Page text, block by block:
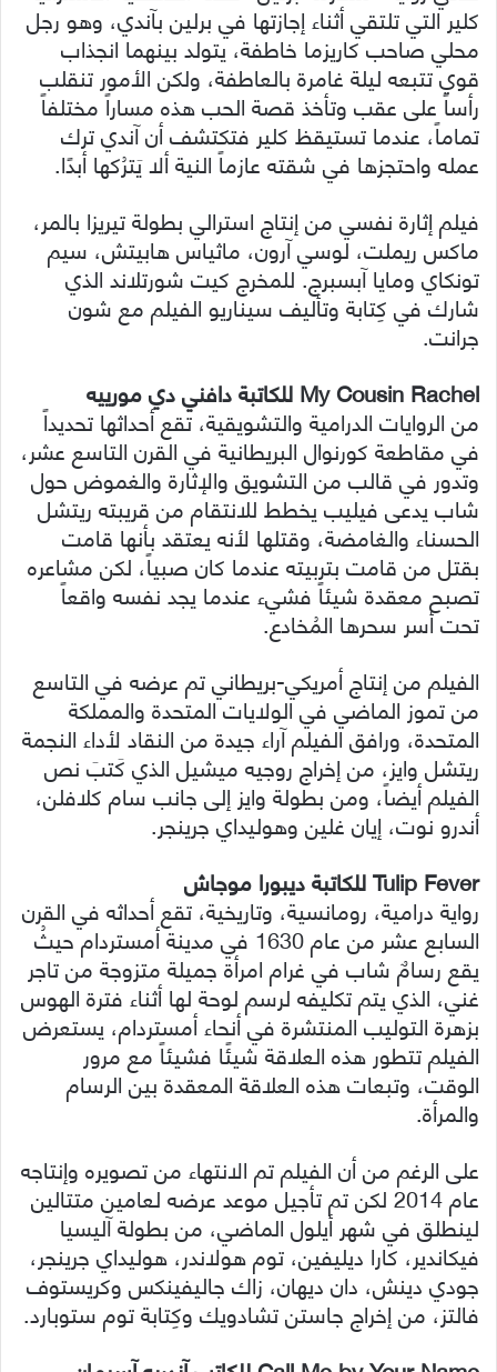
كلير التي تلتقي أثناء إجازتها في برلين بآندي، وهو رجل
محلي صاحب كاريزما خاطفة، يتولد بينهما انجذاب
قوي تتبعه ليلة غامرة بالعاطفة، ولكن الأمور تنقلب
رأساً على عقب وتأخذ قصة الحب هذه مساراً مختلفاً
تماماً، عندما تستيقظ كلير فتكتشف أن آندي ترك
عمله واحتجزها في شقته عازماً النية ألا يَترُكها أبدًا.
فيلم إثارة نفسي من إنتاج استرالي بطولة تيريزا بالمر،
ماكس ريملت، لوسي آرون، ماثياس هابيتش، سيم
تونكاي ومايا آبسبرج. للمخرج كيت شورتلاند الذي
شارك في كِتابة وتأليف سيناريو الفيلم مع شون
جرانت.
My Cousin Rachel للكاتبة دافني دي مورييه
من الروايات الدرامية والتشويقية، تقع أحداثها تحديداً
في مقاطعة كورنوال البريطانية في القرن التاسع عشر،
وتدور في قالب من التشويق والإثارة والغموض حول
شاب يدعى فيليب يخطط للانتقام من قريبته ريتشل
الحسناء والغامضة، وقتلها لأنه يعتقد بأنها قامت
بقتل من قامت بتربيته عندما كان صبياً، لكن مشاعره
تصبح معقدة شيئاً فشيء عندما يجد نفسه واقعاً
تحت أسر سحرها المُخادع.
الفيلم من إنتاج أمريكي-بريطاني تم عرضه في التاسع
من تموز الماضي في الولايات المتحدة والمملكة
المتحدة، ورافق الفيلم آراء جيدة من النقاد لأداء النجمة
ريتشل وايز، من إخراج روجيه ميشيل الذي كَتبَ نص
الفيلم أيضاً، ومن بطولة وايز إلى جانب سام كلافلن،
أندرو نوت، إيان غلين وهوليداي جرينجر.
Tulip Fever للكاتبة ديبورا موجاش
رواية درامية، رومانسية، وتاريخية، تقع أحداثه في القرن
السابع عشر من عام 1630 في مدينة أمستردام حيثُ
يقع رسامٌ شاب في غرام امرأة جميلة متزوجة من تاجر
غني، الذي يتم تكليفه لرسم لوحة لها أثناء فترة الهوس
بزهرة التوليب المنتشرة في أنحاء أمستردام، يستعرض
الفيلم تتطور هذه العلاقة شيئًا فشيئاً مع مرور
الوقت، وتبعات هذه العلاقة المعقدة بين الرسام
والمرأة.
على الرغم من أن الفيلم تم الانتهاء من تصويره وإنتاجه
عام 2014 لكن تم تأجيل موعد عرضه لعامين متتالين
لينطلق في شهر أيلول الماضي، من بطولة آليسيا
فيكاندير، كارا ديليفين، توم هولاندر، هوليداي جرينجر،
جودي دينش، دان ديهان، زاك جاليفينكس وكريستوف
فالتز، من إخراج جاستن تشادويك وكِتابة توم ستوبارد.